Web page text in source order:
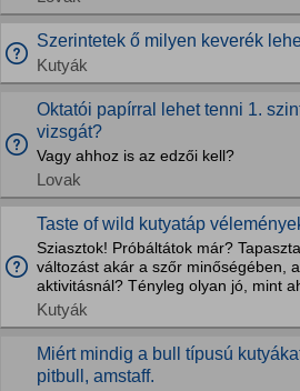
Szerintetek ő milyen keverék
Kutyák
Oktatói papírral lehet tenni 1.
vizsgát?
Vagy ahhoz is az edzői kell?
Lovak
Taste of wild kutyatáp
Sziasztok! Próbáltátok már?
változást akár a szőr minőségében,
aktivitásnál? Tényleg olyan jó, mint
Kutyák
Miért mindig a bull típusú
pitbull, amstaff.